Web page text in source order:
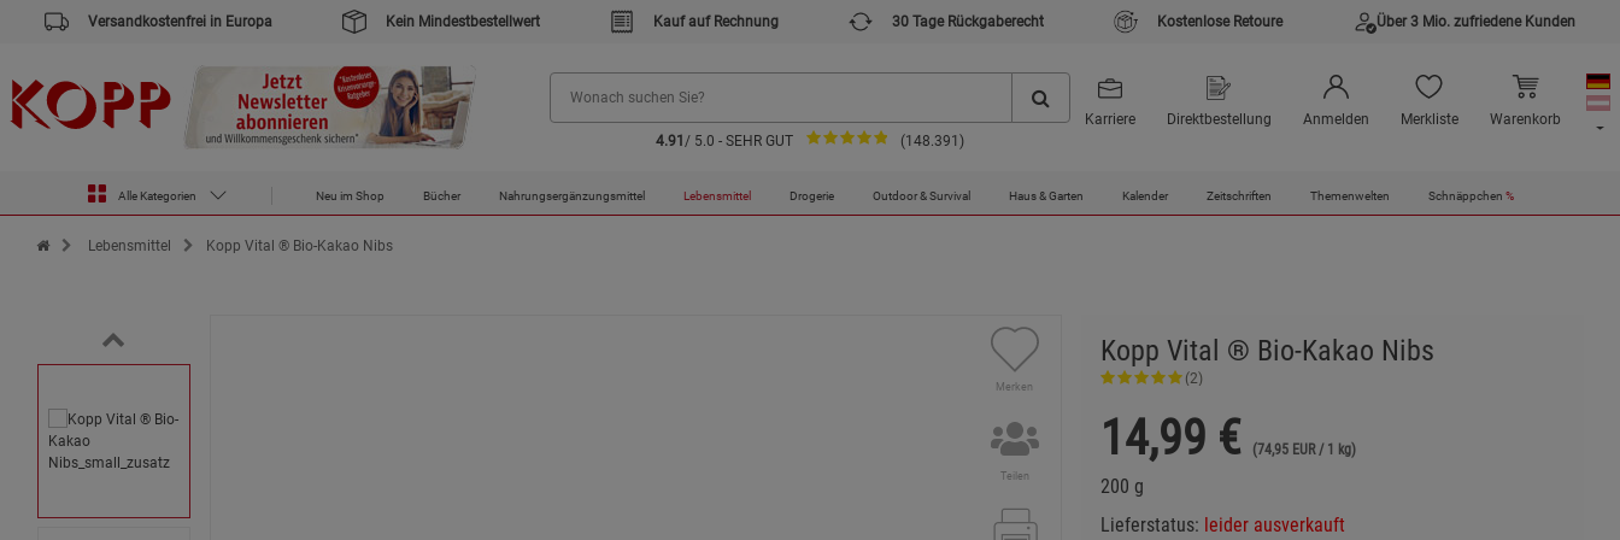
Versandkostenfrei in Europa Kein Mindestbestellwert Kauf auf Rechnung 30 Tage Rückgaberecht Kostenlose Retoure Über 3 Mio. zufriedene Kunden
4.91 / 5.0 - SEHR GUT (148.391)
Karriere Direktbestellung Anmelden Merkliste Warenkorb
Alle Kategorien Neu im Shop Bücher Nahrungsergänzungsmittel Lebensmittel Drogerie Outdoor & Survival Haus & Garten Kalender Zeitschriften Themenwelten Schnäppchen %
Zur Startseite des Kopp Verlag Online-Shop
Lebensmittel Kopp Vital ® Bio-Kakao Nibs
Merken
Teilen
Kopp Vital ® Bio-Kakao Nibs
(2)
14,99 € (74,95 EUR / 1 kg)
200 g
Lieferstatus: leider ausverkauft